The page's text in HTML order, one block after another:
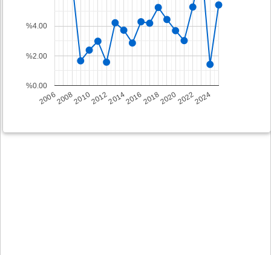
2006200820102012201420162018202020222024
%0.00
%2.00
%4.00